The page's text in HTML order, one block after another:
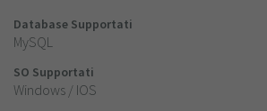
Database Supportati
MySQL
SO Supportati
Windows / IOS